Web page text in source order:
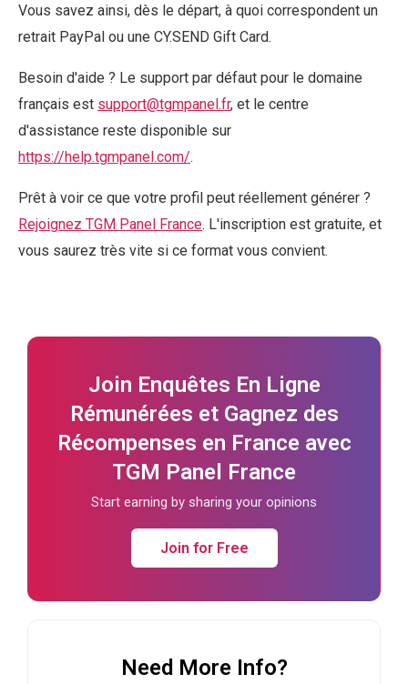
Vous savez ainsi, dès le départ, à quoi correspondent un
retrait PayPal ou une CY.SEND Gift Card.
Besoin d'aide ? Le support par défaut pour le domaine
français est support@tgmpanel.fr, et le centre
d'assistance reste disponible sur
https://help.tgmpanel.com/.
Prêt à voir ce que votre profil peut réellement générer ?
Rejoignez TGM Panel France. L'inscription est gratuite, et
vous saurez très vite si ce format vous convient.
Join Enquêtes En Ligne
Rémunérées et Gagnez des
Récompenses en France avec
TGM Panel France
Start earning by sharing your opinions
Join for Free
Need More Info?